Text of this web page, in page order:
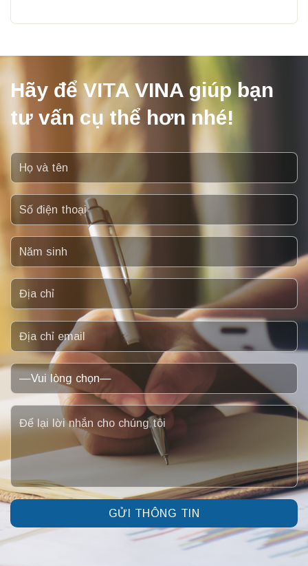
Hãy để VITA VINA giúp bạn
tư vấn cụ thể hơn nhé!